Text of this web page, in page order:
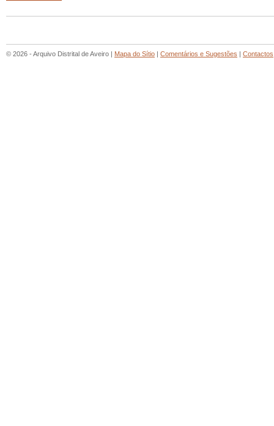
© 2026 - Arquivo Distrital de Aveiro | Mapa do Sítio | Comentários e Sugestões | Contactos